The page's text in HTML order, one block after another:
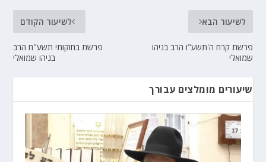
לשיעור הקודם
פרשת בחוקותי תשע"ח הרב
בניהו שמואלי
לשיעור הבא
פרשת קרח ה'תשע"ו הרב בניהו
שמואלי
שיעורים מומלצים עבורך